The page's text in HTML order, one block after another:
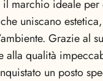
marchio ideale
uniscano
Grazie al
alla qualità
un posto